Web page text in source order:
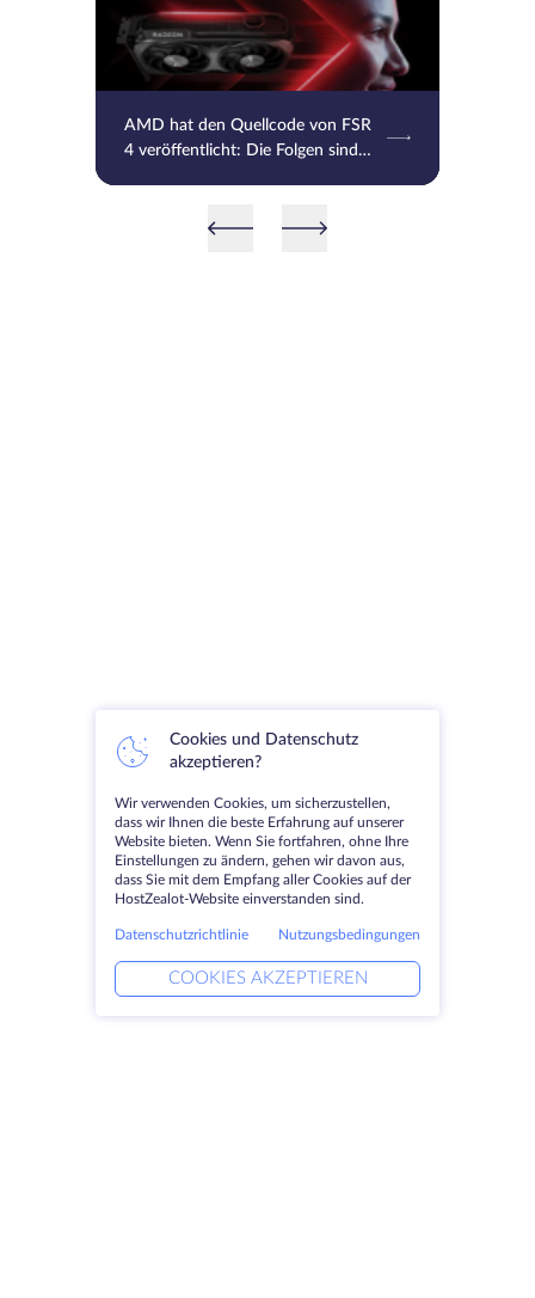
AMD hat den Quellcode von FSR
4 veröffentlicht: Die Folgen sind
Cookies und Datenschutz
akzeptieren?
Wir verwenden Cookies, um sicherzustellen,
dass wir Ihnen die beste Erfahrung auf unserer
Website bieten. Wenn Sie fortfahren, ohne Ihre
Einstellungen zu ändern, gehen wir davon aus,
dass Sie mit dem Empfang aller Cookies auf der
HostZealot-Website einverstanden sind.
Datenschutzrichtlinie Nutzungsbedingungen
COOKIES AKZEPTIEREN